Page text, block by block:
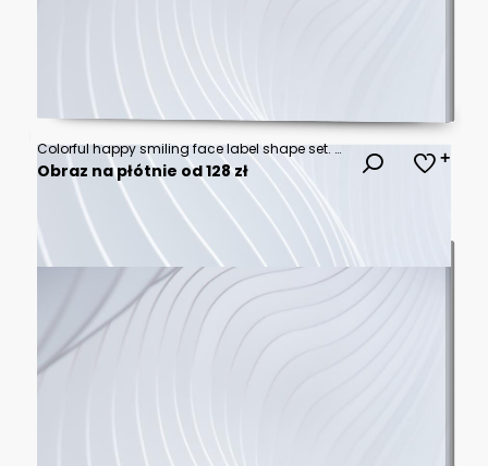
Colorful happy smiling face label shape set. Collection of trendy retro sticker cartoon shapes. Funny comic character art and quote sign patch bundle.
Obraz na płótnie od 128 zł